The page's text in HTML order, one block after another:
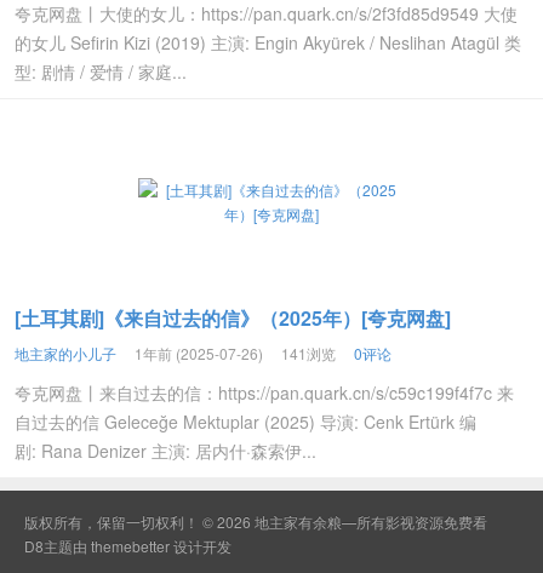
夸克网盘丨大使的女儿：https://pan.quark.cn/s/2f3fd85d9549 大使
的女儿 Sefirin Kizi (2019) 主演: Engin Akyürek / Neslihan Atagül 类
型: 剧情 / 爱情 / 家庭...
[土耳其剧]《来自过去的信》（2025年）[夸克网盘]
地主家的小儿子 1年前 (2025-07-26) 141浏览 0评论
夸克网盘丨来自过去的信：https://pan.quark.cn/s/c59c199f4f7c 来
自过去的信 Geleceğe Mektuplar (2025) 导演: Cenk Ertürk 编
剧: Rana Denizer 主演: 居内什·森索伊...
版权所有，保留一切权利！ © 2026 地主家有余粮—所有影视资源免费看
D8主题由 themebetter设计开发